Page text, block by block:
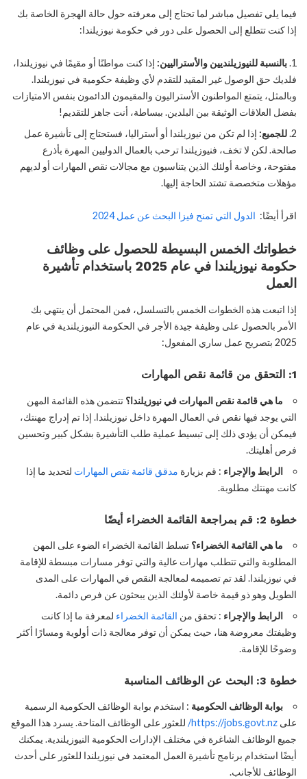
فيما يلي تفصيل مباشر لما تحتاج إلى معرفته حول حالة الهجرة الخاصة بك
إذا كنت تتطلع إلى الحصول على دور في حكومة نيوزيلندا:
بالنسبة للنيوزيلنديين والأستراليين: إذا كنت مواطنًا أو مقيمًا في نيوزيلندا،
فلديك حق الوصول غير المقيد للتقدم لأي وظيفة حكومية في نيوزيلندا.
وبالمثل، يتمتع المواطنون الأستراليون والمقيمون الدائمون بنفس الامتيازات
بفضل العلاقات الوثيقة بين البلدين. ببساطة، أنت جاهز للتقديم!
للجميع: إذا لم تكن من نيوزيلندا أو أستراليا، فستحتاج إلى تأشيرة عمل
صالحة. لكن لا تخف، فنيوزيلندا ترحب بالعمال الدوليين المهرة بأذرع
مفتوحة، وخاصة أولئك الذين يتناسبون مع مجالات نقص المهارات أو لديهم
مؤهلات متخصصة تشتد الحاجة إليها.
اقرأ أيضًا: الدول التي تمنح فيزا البحث عن عمل 2024
خطواتك الخمس البسيطة للحصول على وظائف
حكومة نيوزيلندا في عام 2025 باستخدام تأشيرة
العمل
إذا اتبعت هذه الخطوات الخمس بالتسلسل، فمن المحتمل أن ينتهي بك
الأمر بالحصول على وظيفة جيدة الأجر في الحكومة النيوزيلندية في عام
2025 بتصريح عمل ساري المفعول:
1: التحقق من قائمة نقص المهارات
ما هي قائمة نقص المهارات في نيوزيلندا؟ تتضمن هذه القائمة المهن
التي يوجد فيها نقص في العمال المهرة داخل نيوزيلندا. إذا تم إدراج مهنتك،
فيمكن أن يؤدي ذلك إلى تبسيط عملية طلب التأشيرة بشكل كبير وتحسين
فرص أهليتك.
الرابط والإجراء : قم بزيارة مدقق قائمة نقص المهارات لتحديد ما إذا
كانت مهنتك مطلوبة.
خطوة 2: قم بمراجعة القائمة الخضراء أيضًا
ما هي القائمة الخضراء؟ تسلط القائمة الخضراء الضوء على المهن
المطلوبة والتي تتطلب مهارات عالية والتي توفر مسارات مبسطة للإقامة
في نيوزيلندا. لقد تم تصميمه لمعالجة النقص في المهارات على المدى
الطويل وهو ذو قيمة خاصة لأولئك الذين يبحثون عن فرص دائمة.
الرابط والإجراء : تحقق من القائمة الخضراء لمعرفة ما إذا كانت
وظيفتك معروضة هنا، حيث يمكن أن توفر معالجة ذات أولوية ومسارًا أكثر
وضوحًا للإقامة.
خطوة 3: البحث عن الوظائف المناسبة
بوابة الوظائف الحكومية : استخدم بوابة الوظائف الحكومية الرسمية
على https://jobs.govt.nz/ للعثور على الوظائف المتاحة. يسرد هذا الموقع
جميع الوظائف الشاغرة في مختلف الإدارات الحكومية النيوزيلندية. يمكنك
أيضًا استخدام برنامج تأشيرة العمل المعتمد في نيوزيلندا للعثور على أحدث
الوظائف للأجانب.